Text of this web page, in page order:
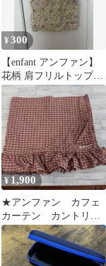
¥300
【enfant アンファン】
花柄 肩フリルトップス
XS 80cm
¥ 1,900
★アンファン カフェ
カーテン カントリー
enfant